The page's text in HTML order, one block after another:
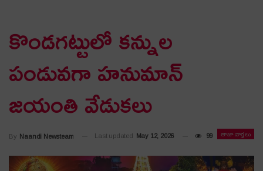
కొండ‌గట్టులో కన్నుల
పండువ‌గా హనుమాన్
జయంతి వేడుక‌లు
తాజా వార్తలు
By Naandi Newsteam Last updated May 12, 2026 99